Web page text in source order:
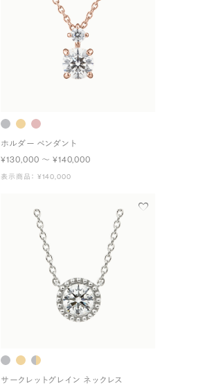
ホルダー ペンダント
¥130,000 〜 ¥140,000
表示商品： ¥140,000
サークレットグレイン ネックレス